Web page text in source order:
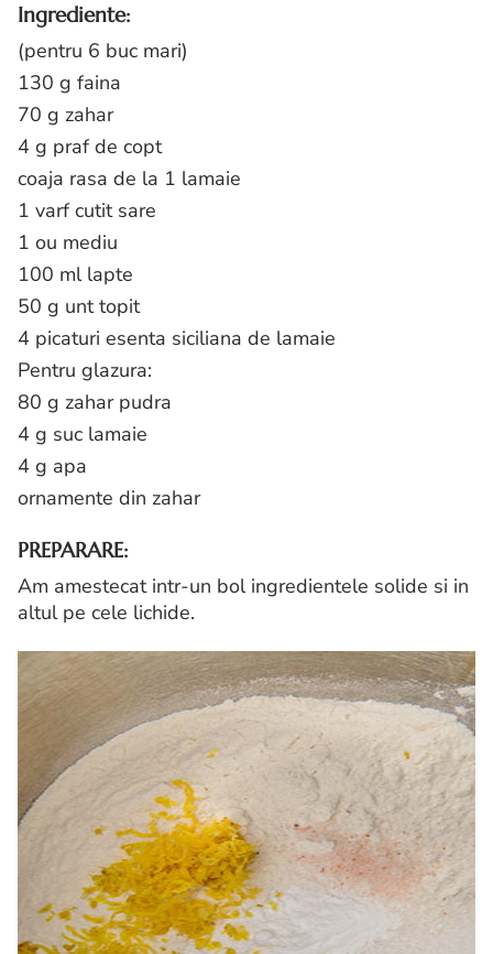
Ingrediente:
(pentru 6 buc mari)
130 g faina
70 g zahar
4 g praf de copt
coaja rasa de la 1 lamaie
1 varf cutit sare
1 ou mediu
100 ml lapte
50 g unt topit
4 picaturi esenta siciliana de lamaie
Pentru glazura:
80 g zahar pudra
4 g suc lamaie
4 g apa
ornamente din zahar
PREPARARE:
Am amestecat intr-un bol ingredientele solide si in
altul pe cele lichide.